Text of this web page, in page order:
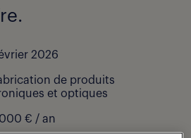
2026
de produits
et optiques
€ / an